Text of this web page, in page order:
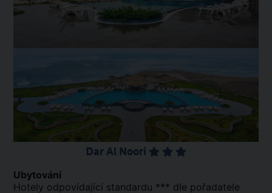
Dar Al Noori
Ubytování
Hotely odpovídající standardu *** dle pořadatele